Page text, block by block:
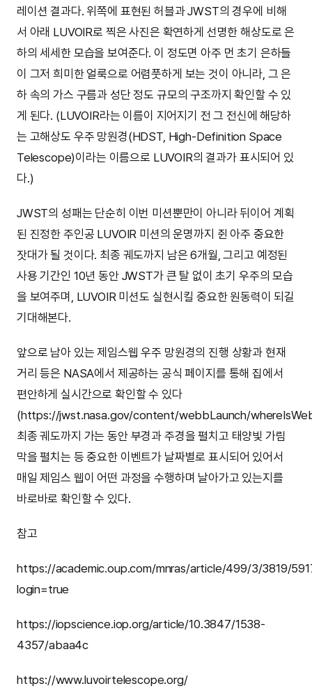
레이션 결과다. 위쪽에 표현된 허블과 JWST의 경우에 비해
서 아래 LUVOIR로 찍은 사진은 확연하게 선명한 해상도로 은
하의 세세한 모습을 보여준다. 이 정도면 아주 먼 초기 은하들
이 그저 희미한 얼룩으로 어렴풋하게 보는 것이 아니라, 그 은
하 속의 가스 구름과 성단 정도 규모의 구조까지 확인할 수 있
게 된다. (LUVOIR라는 이름이 지어지기 전 그 전신에 해당하
는 고해상도 우주 망원경(HDST, High-Definition Space
Telescope)이라는 이름으로 LUVOIR의 결과가 표시되어 있
다.)
JWST의 성패는 단순히 이번 미션뿐만이 아니라 뒤이어 계획
된 진정한 주인공 LUVOIR 미션의 운명까지 쥔 아주 중요한
잣대가 될 것이다. 최종 궤도까지 남은 6개월, 그리고 예정된
사용 기간인 10년 동안 JWST가 큰 탈 없이 초기 우주의 모습
을 보여주며, LUVOIR 미션도 실현시킬 중요한 원동력이 되길
기대해본다.
앞으로 남아 있는 제임스웹 우주 망원경의 진행 상황과 현재
거리 등은 NASA에서 제공하는 공식 페이지를 통해 집에서
편안하게 실시간으로 확인할 수 있다
(https://jwst.nasa.gov/content/webbLaunch/
최종 궤도까지 가는 동안 부경과 주경을 펼치고 태양빛 가림
막을 펼치는 등 중요한 이벤트가 날짜별로 표시되어 있어서
매일 제임스 웹이 어떤 과정을 수행하며 날아가고 있는지를
바로바로 확인할 수 있다.
참고
https://academic.oup.com/mnras/article/499/3/3819/
login=true
https://iopscience.iop.org/article/10.3847/1538-
4357/abaa4c
https://www.luvoirtelescope.org/